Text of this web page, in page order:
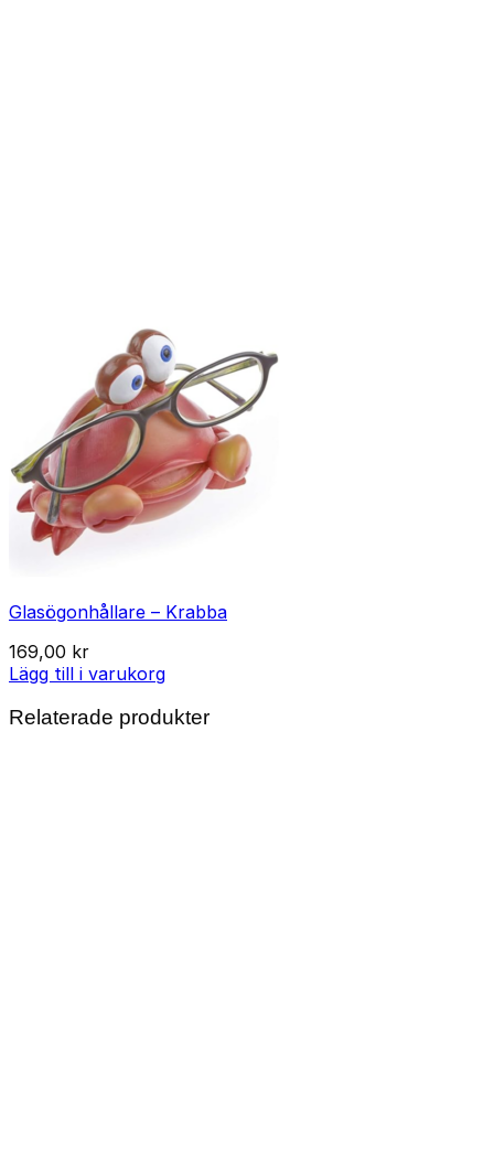
Glasögonhållare – Krabba
169,00 kr
Lägg till i varukorg
Relaterade produkter